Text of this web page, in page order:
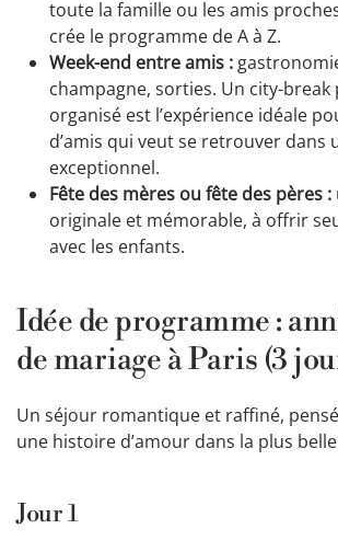
toute la famille ou les amis
crée le programme de A à Z.
Week-end entre amis :
champagne, sorties. Un city-break
organisé est l’expérience idéale
d’amis qui veut se retrouver dans
exceptionnel.
Fête des mères ou fête des pères :
originale et mémorable, à offrir
avec les enfants.
Idée de programme :
de mariage à Paris (3
Un séjour romantique et raffiné,
une histoire d’amour dans la plus
Jour 1